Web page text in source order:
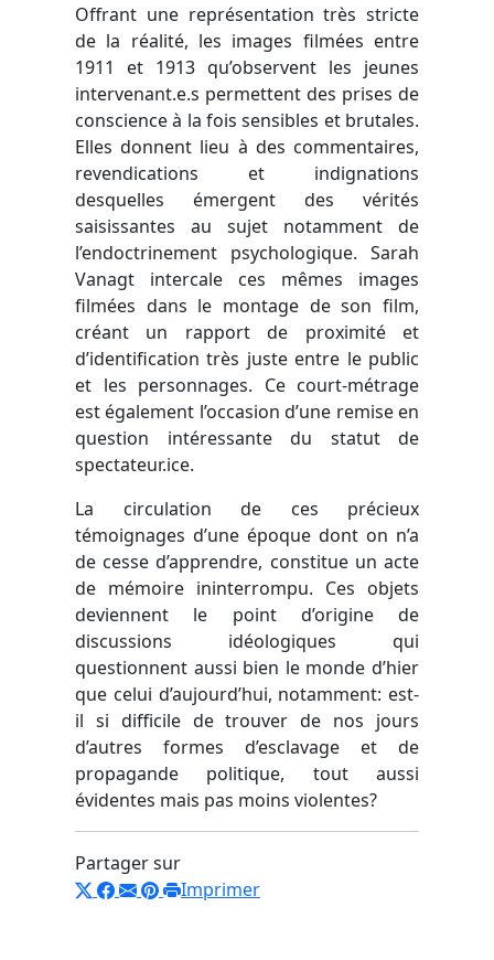
Offrant une représentation très stricte
de la réalité, les images filmées entre
1911 et 1913 qu’observent les jeunes
intervenant.e.s permettent des prises de
conscience à la fois sensibles et brutales.
Elles donnent lieu à des commentaires,
revendications et indignations
desquelles émergent des vérités
saisissantes au sujet notamment de
l’endoctrinement psychologique. Sarah
Vanagt intercale ces mêmes images
filmées dans le montage de son film,
créant un rapport de proximité et
d’identification très juste entre le public
et les personnages. Ce court-métrage
est également l’occasion d’une remise en
question intéressante du statut de
spectateur.ice.
La circulation de ces précieux
témoignages d’une époque dont on n’a
de cesse d’apprendre, constitue un acte
de mémoire ininterrompu. Ces objets
deviennent le point d’origine de
discussions idéologiques qui
questionnent aussi bien le monde d’hier
que celui d’aujourd’hui, notamment: est-
il si difficile de trouver de nos jours
d’autres formes d’esclavage et de
propagande politique, tout aussi
évidentes mais pas moins violentes?
Partager sur
Imprimer